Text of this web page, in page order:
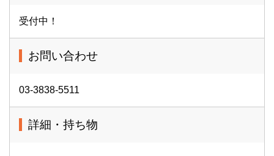
受付中！
お問い合わせ
03-3838-5511
詳細・持ち物